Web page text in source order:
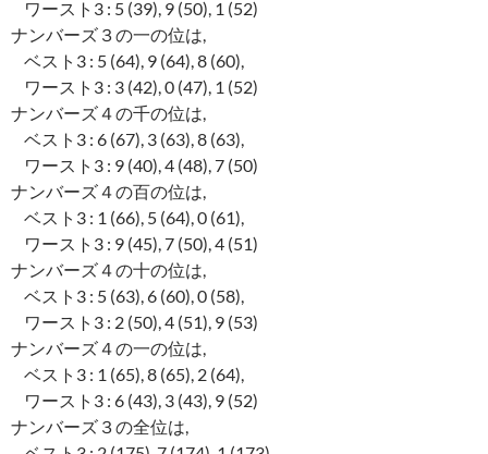
ワースト3 : 5 (39), 9 (50), 1 (52)
ナンバーズ３の一の位は,
ベスト3 : 5 (64), 9 (64), 8 (60),
ワースト3 : 3 (42), 0 (47), 1 (52)
ナンバーズ４の千の位は,
ベスト3 : 6 (67), 3 (63), 8 (63),
ワースト3 : 9 (40), 4 (48), 7 (50)
ナンバーズ４の百の位は,
ベスト3 : 1 (66), 5 (64), 0 (61),
ワースト3 : 9 (45), 7 (50), 4 (51)
ナンバーズ４の十の位は,
ベスト3 : 5 (63), 6 (60), 0 (58),
ワースト3 : 2 (50), 4 (51), 9 (53)
ナンバーズ４の一の位は,
ベスト3 : 1 (65), 8 (65), 2 (64),
ワースト3 : 6 (43), 3 (43), 9 (52)
ナンバーズ３の全位は,